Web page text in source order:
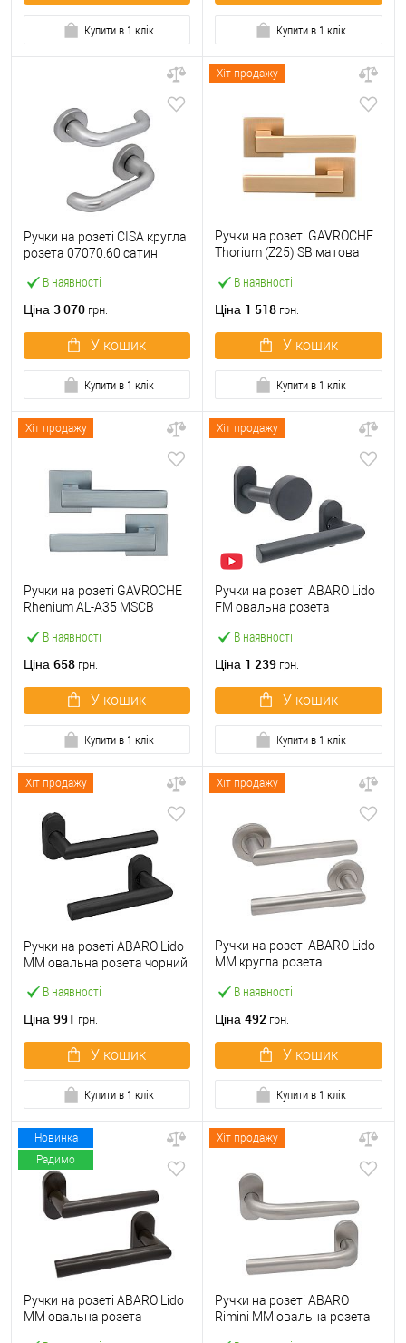
Купити в 1 клік Купити в 1 клік
В наявності
Ручки на розеті CISA кругла
розета 07070.60 сатин
Ціна 3 070 грн.
У кошик
Купити в 1 клік
Хіт продажу
В наявності
Ручки на розеті GAVROCHE
Thorium (Z25) SB матова
Ціна 1 518 грн.
У кошик
Купити в 1 клік
Хіт продажу
В наявності
Ручки на розеті GAVROCHE
Rhenium AL-A35 MSCB
Ціна 658 грн.
У кошик
Купити в 1 клік
Хіт продажу
В наявності
Ручки на розеті ABARO Lido
FM овальна розета
антрацит
Ціна 1 239 грн.
У кошик
Купити в 1 клік
Хіт продажу
В наявності
Ручки на розеті ABARO Lido
MM овальна розета чорний
Ціна 991 грн.
У кошик
Купити в 1 клік
Хіт продажу
В наявності
Ручки на розеті ABARO Lido
MM кругла розета
Ціна 492 грн.
У кошик
Купити в 1 клік
Новинка
Радимо
Ручки на розеті ABARO Lido
MM овальна розета
Хіт продажу
Ручки на розеті ABARO
Rimini MM овальна розета